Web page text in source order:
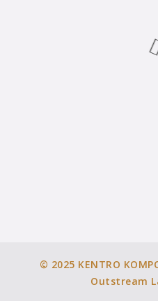
© 2025 KENTRO
Outstream